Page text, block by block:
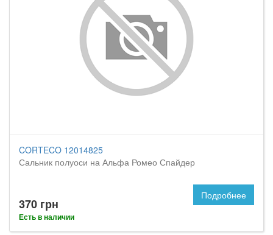
CORTECO 12014825
Сальник полуоси на Альфа Ромео Спайдер
370 грн
Есть в наличии
Подробнее